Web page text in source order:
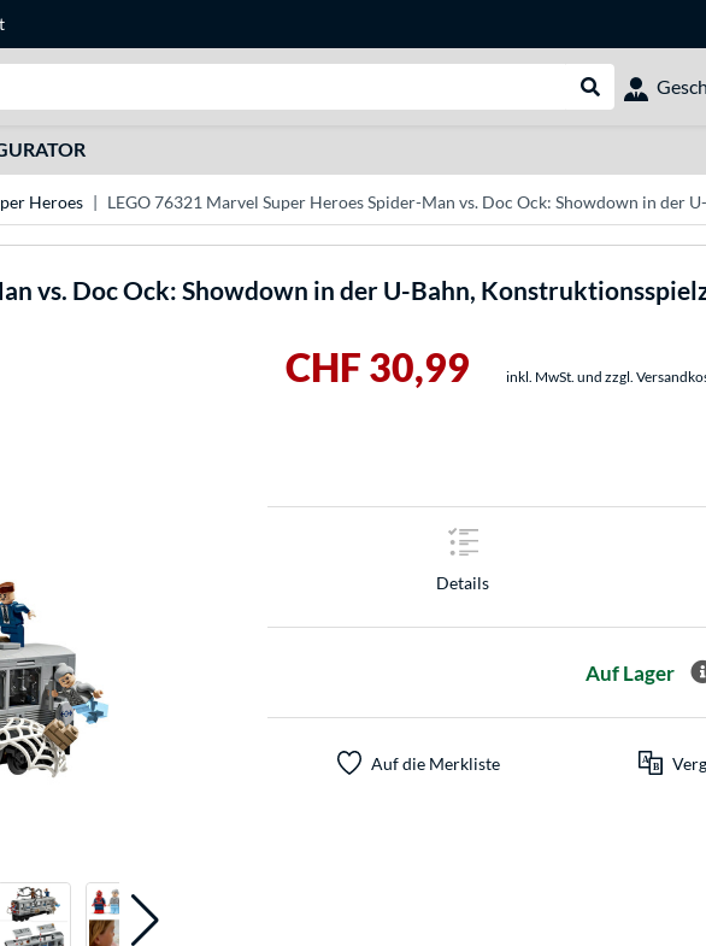
Suche
Heroes LEGO 76321 Marvel Super Heroes Spider-Man vs. Doc Ock: Showdown in der
vs. Doc Ock: Showdown in der U-Bahn,
CHF 30,99 inkl. MwSt. und zzgl.
Details
Auf Lager
Auf die Merkliste